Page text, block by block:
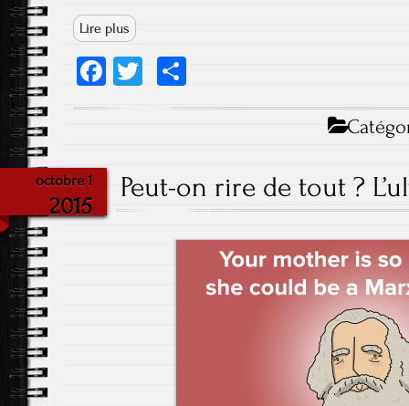
Lire plus
Fa
ce
ok
rt
octobre 1
2015
Peut-on rire de tout ?